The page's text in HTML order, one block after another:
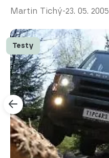
Martin Tichý-23. 05. 2005
Testy